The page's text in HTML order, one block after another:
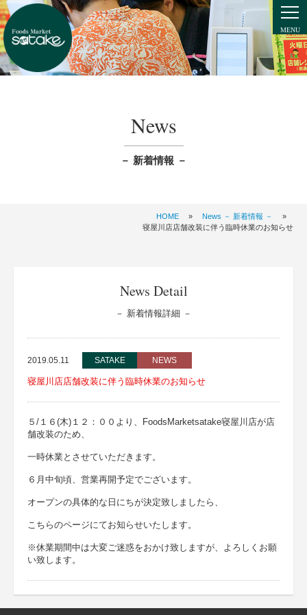
News
－ 新着情報 －
HOME » News － 新着情報 －
»
寝屋川店店舗改装に伴う臨時休業のお知らせ
News Detail
－ 新着情報詳細 －
2019.05.11 SATAKE NEWS
寝屋川店店舗改装に伴う臨時休業のお知らせ
５/１６(木)１２：００より、FoodsMarketsatake寝屋川店が店
舗改装のため、
一時休業とさせていただきます。
６月中旬頃、営業再開予定でございます。
オープンの具体的な日にちが決定致しましたら、
こちらのページにてお知らせいたします。
※休業期間中は大変ご迷惑をおかけ致しますが、よろしくお願
い致します。